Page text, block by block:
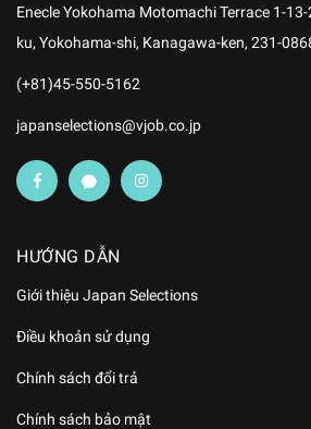
Enecle Yokohama Motomachi Terrace 1-
ku, Yokohama-shi, Kanagawa-ken, 231-
(+81)45-550-5162
japanselections@vjob.co.jp
HƯỚNG DẪN
Giới thiệu Japan Selections
Điều khoản sử dụng
Chính sách đổi trả
Chính sách bảo mật